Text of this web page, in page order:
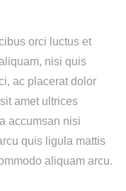
orci luctus et
nisi quis
ac placerat dolor
amet ultrices
accumsan nisi
quis ligula mattis
aliquam arcu.